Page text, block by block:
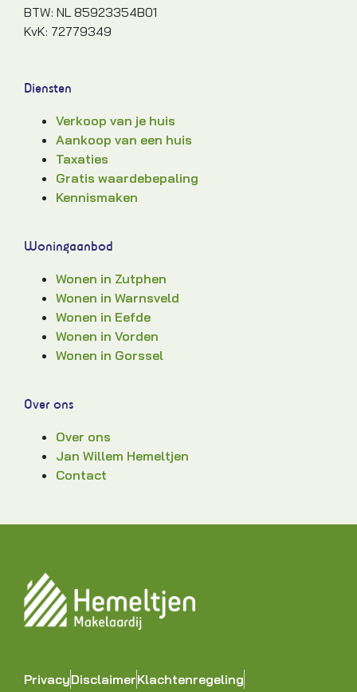
BTW: NL 85923354B01
KvK: 72779349
Diensten
Verkoop van je huis
Aankoop van een huis
Taxaties
Gratis waardebepaling
Kennismaken
Woningaanbod
Wonen in Zutphen
Wonen in Warnsveld
Wonen in Eefde
Wonen in Vorden
Wonen in Gorssel
Over ons
Over ons
Jan Willem Hemeltjen
Contact
PrivacyDisclaimerKlachtenregeling